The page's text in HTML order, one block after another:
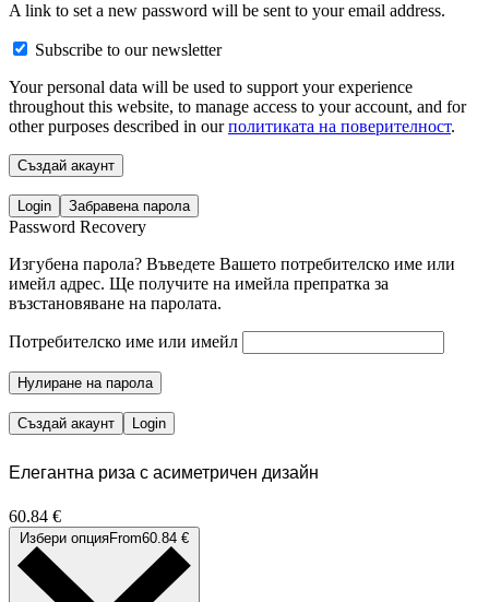
A link to set a new password will be sent to your email address.
Subscribe to our newsletter
Your personal data will be used to support your experience
throughout this website, to manage access to your account, and for
other purposes described in ourполитиката на поверителност.
Създай акаунт
Login Забравена парола
Password Recovery
Изгубена парола? Въведете Вашето потребителско име или
имейл адрес. Ще получите на имейла препратка за
възстановяване на паролата.
Потребителско име или имейл
Нулиране на парола
Създай акаунт Login
Елегантна риза с асиметричен дизайн
60.84 €
Избери опцияFrom60.84 €